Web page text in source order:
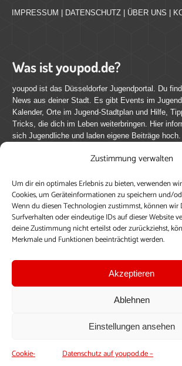
Zustimmung verwalten
Um dir ein optimales Erlebnis zu bieten, verwenden
Cookies, um Geräteinformationen zu speichern und/
Wenn du diesen Technologien zustimmst, können wir
Surfverhalten oder eindeutige IDs auf dieser Website
deine Zustimmung nicht erteilst oder zurückziehst,
Merkmale und Funktionen beeinträchtigt werden.
Akzeptieren
Ablehnen
Einstellungen ansehen
Cookie-
Datenschutz auf youpod.de –
IMPRESSUM DATENSCHUTZ ÜBER UNS
Was ist youpod.de?
youpod ist das Düsseldorfer Jugendportal. Du
News aus deiner Stadt. Es gibt Events im
Kalender, Orte im Jugend-Stadtplan und Hilfe,
Tricks, die dich im Leben weiterbringen. Hier
sich Jugendliche und laden eigene Beiträge hoch.
Mach mit bei youpod.de!
youpod.de lebt von Menschen wie dir.
journalistische Erfahrung, teile deine
veröffentliche deine Beiträge auf youpod.de.
dich anmelden, um alle Funktionen nutzen zu
Profil anzulegen, eigene Beiträge hochzuladen und
Einloggen